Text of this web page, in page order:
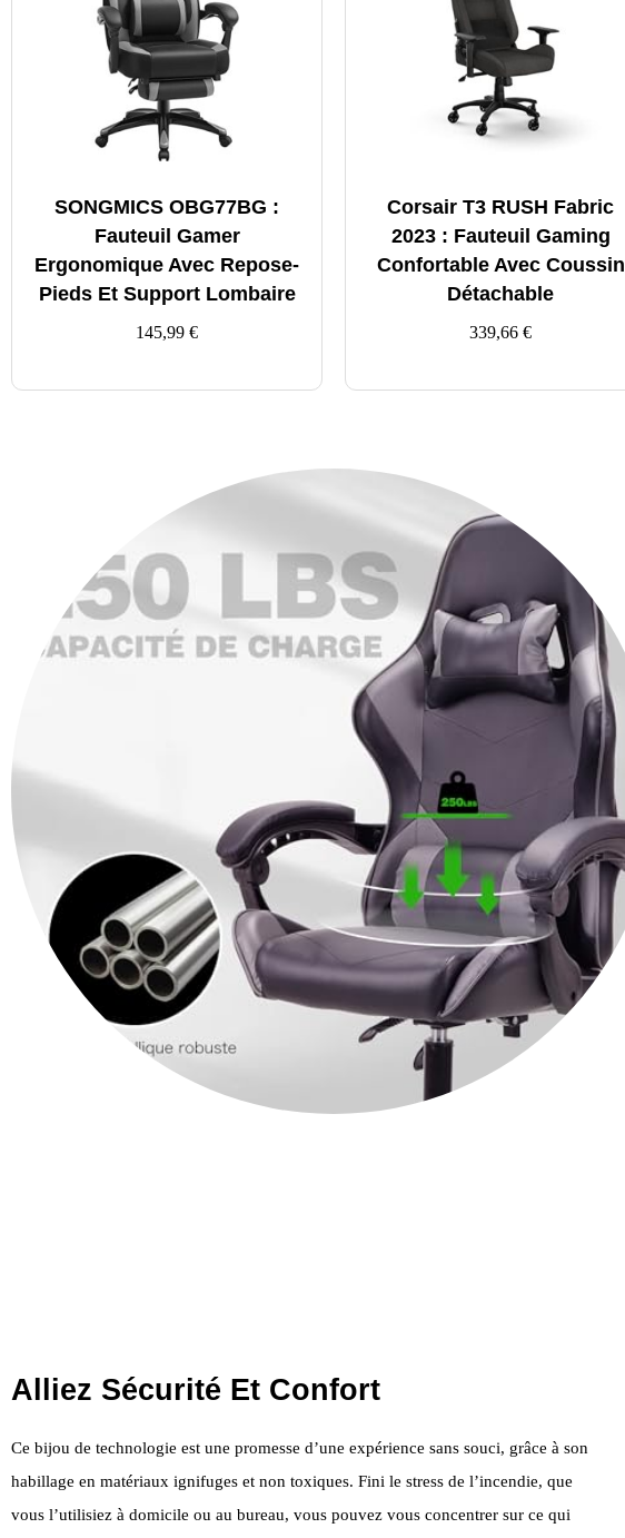
SONGMICS OBG77BG :
Fauteuil Gamer
Ergonomique Avec Repose-
Pieds Et Support Lombaire
145,99 €
Corsair T3 RUSH Fabric
2023 : Fauteuil Gaming
Confortable Avec Coussin
Détachable
339,66 €
Alliez Sécurité Et Confort
Ce bijou de technologie est une promesse d’une expérience sans souci, grâce à son
habillage en matériaux ignifuges et non toxiques. Fini le stress de l’incendie, que
vous l’utilisiez à domicile ou au bureau, vous pouvez vous concentrer sur ce qui